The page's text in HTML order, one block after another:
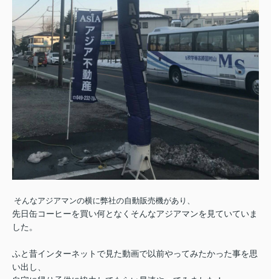
そんなアジアマンの横に弊社の自動販売機があり、
先日缶コーヒーを買い何となくそんなアジアマンを見ていていま
した。
ふと昔インターネットで見た動画で以前やってみたかった事を思
い出し、